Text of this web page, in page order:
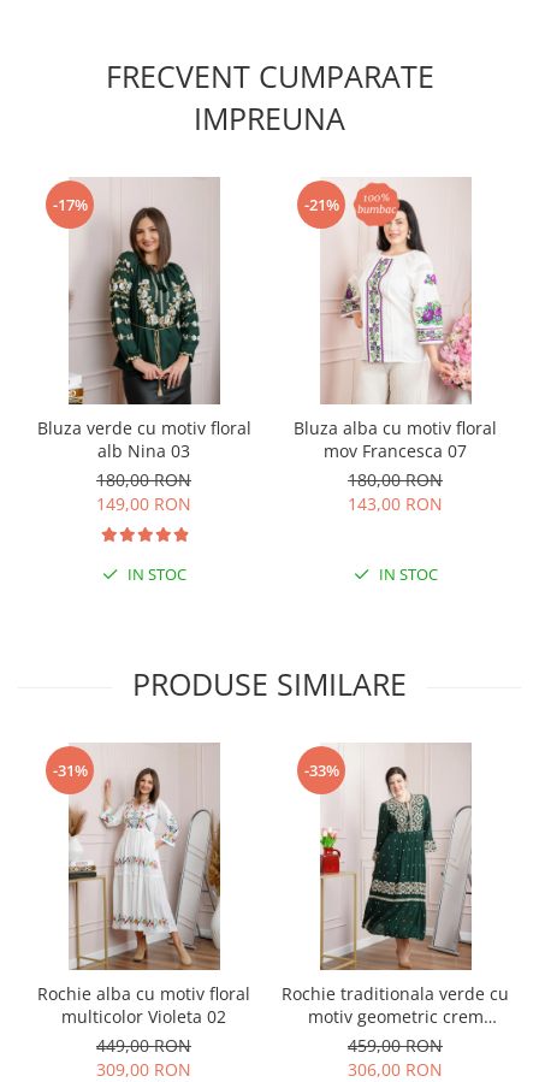
FRECVENT CUMPARATE
IMPREUNA
-17%
Bluza verde cu motiv floral
alb Nina 03
180,00 RON
149,00 RON
IN STOC
-21%
Bluza alba cu motiv floral
mov Francesca 07
180,00 RON
143,00 RON
IN STOC
PRODUSE SIMILARE
-31%
Rochie alba cu motiv floral
multicolor Violeta 02
449,00 RON
309,00 RON
-33%
Rochie traditionala verde cu
motiv geometric crem
Virginia 04
459,00 RON
306,00 RON